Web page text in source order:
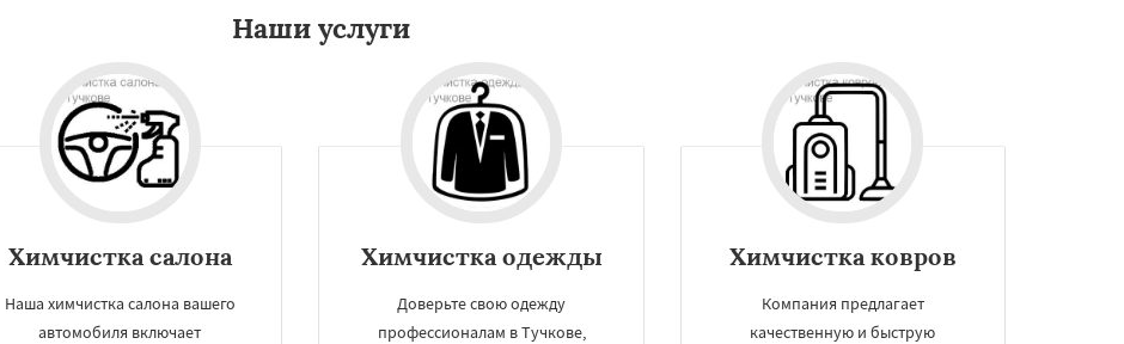
Наши услуги
Химчистка салона
Наша химчистка салона вашего
автомобиля включает
Химчистка одежды
Доверьте свою одежду
профессионалам в Тучкове,
Химчистка ковров
Компания предлагает
качественную и быструю